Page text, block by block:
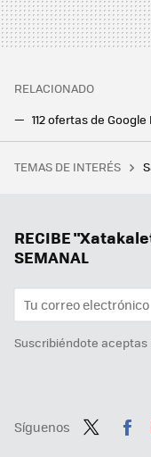
RELACIONADO
TEMAS DE INTERÉS
RECIBE
SEMANAL
Suscribiéndote aceptas
Síguenos